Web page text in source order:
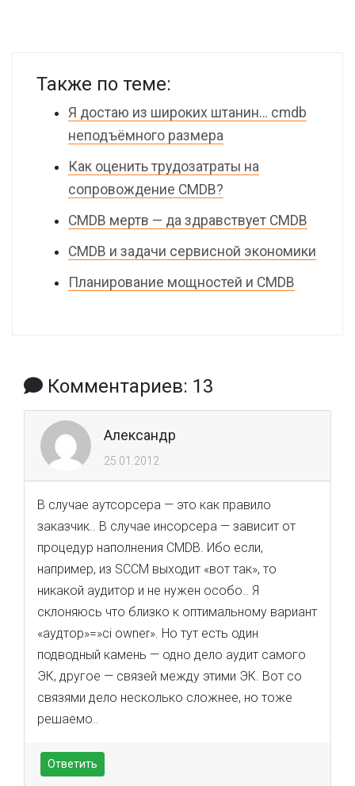
Также по теме:
Я достаю из широких штанин… cmdb
неподъёмного размера
Как оценить трудозатраты на
сопровождение CMDB?
CMDB мертв — да здравствует CMDB
CMDB и задачи сервисной экономики
Планирование мощностей и CMDB
Комментариев: 13
Александр
25.01.2012
В случае аутсорсера — это как правило
заказчик.. В случае инсорсера — зависит от
процедур наполнения CMDB. Ибо если,
например, из SCCM выходит «вот так», то
никакой аудитор и не нужен особо.. Я
склоняюсь что близко к оптимальному вариант
«аудтор»=»ci owner». Но тут есть один
подводный камень — одно дело аудит самого
ЭК, другое — связей между этими ЭК. Вот со
связями дело несколько сложнее, но тоже
решаемо..
Ответить